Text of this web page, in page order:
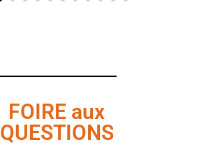
FOIRE aux
QUESTIONS